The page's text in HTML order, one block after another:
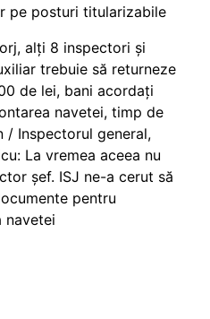
pe posturi titularizabile
alți 8 inspectori și
trebuie să returneze
de lei, bani acordați
navetei, timp de
/ Inspectorul general,
La vremea aceea nu
șef. ISJ ne-a cerut să
pentru
navetei